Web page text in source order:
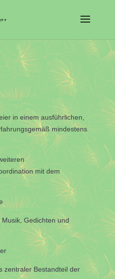
in einem ausführlichen,
mindestens
mit dem
Gedichten und
zentraler Bestandteil der